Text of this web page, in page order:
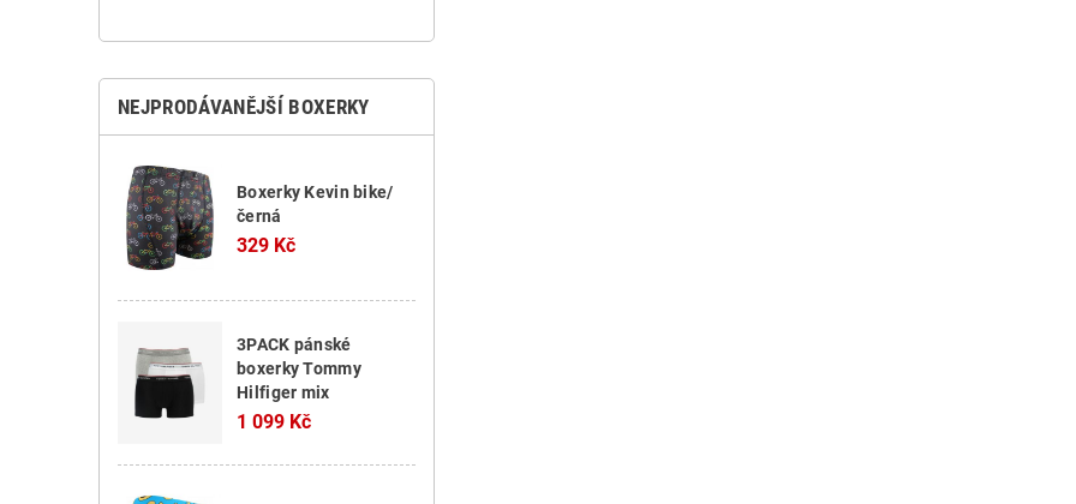
NEJPRODÁVANĚJŠÍ BOXERKY
Boxerky Kevin bike/
černá
329 Kč
3PACK pánské
boxerky Tommy
Hilfiger mix
1 099 Kč